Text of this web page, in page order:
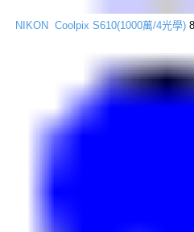
NIKON Coolpix S610(1000萬/4光學)